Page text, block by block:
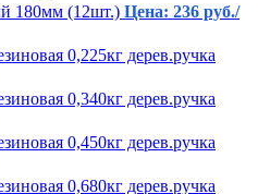
180мм (12шт.) Цена: 236 руб./
0,225кг дерев.ручка
0,340кг дерев.ручка
0,450кг дерев.ручка
0,680кг дерев.ручка